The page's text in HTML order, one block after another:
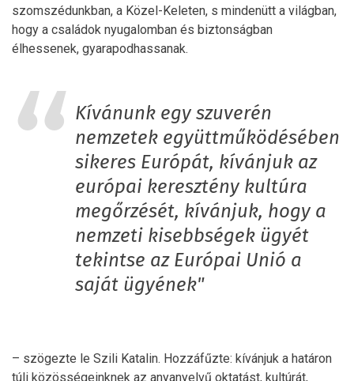
szomszédunkban, a Közel-Keleten, s mindenütt a világban,
hogy a családok nyugalomban és biztonságban
élhessenek, gyarapodhassanak.
Kívánunk egy szuverén
nemzetek együttműködésében
sikeres Európát, kívánjuk az
európai keresztény kultúra
megőrzését, kívánjuk, hogy a
nemzeti kisebbségek ügyét
tekintse az Európai Unió a
saját ügyének"
– szögezte le Szili Katalin. Hozzáfűzte: kívánjuk a határon
túli közösségeinknek az anyanyelvű oktatást, kultúrát,